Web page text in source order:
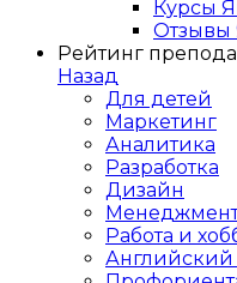
Курсы
Отзывы
Рейтинг
Назад
Для детей
Маркетинг
Аналитика
Разработка
Дизайн
Работа и
Английский